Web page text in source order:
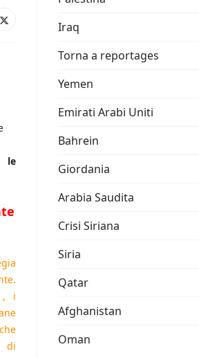
le
, i
di
Iraq
Torna a reportages
Yemen
Emirati Arabi Uniti
Bahrein
Giordania
Arabia Saudita
Crisi Siriana
Siria
Qatar
Afghanistan
Oman